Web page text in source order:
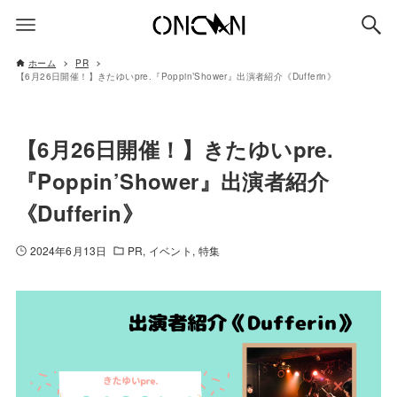
ホーム
PR
【6月26日開催！】きたゆいpre.『Poppin’Shower』出演者紹介《Dufferin》
【6月26日開催！】きたゆいpre.
『Poppin’Shower』出演者紹介
《Dufferin》
2024年6月13日 PR イベント 特集